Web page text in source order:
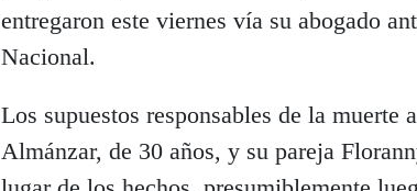
entregaron este viernes vía su abogado
Nacional.
Los supuestos responsables de la muerte
Almánzar, de 30 años, y su pareja